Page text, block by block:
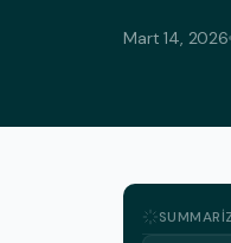
Mart 14, 2026